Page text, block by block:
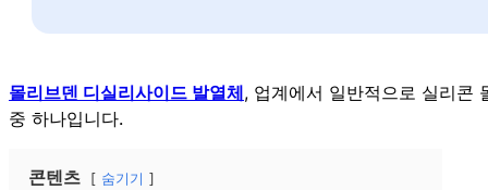
몰리브덴 디실리사이드 발열체, 업계에서 일반적으로 실리콘
중 하나입니다.
콘텐츠 숨기기